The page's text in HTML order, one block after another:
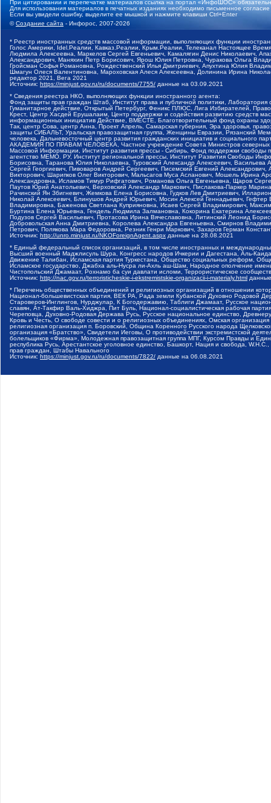
При цитировании и перепечатке материалов ссылка на портал «ИнфоШОС»
Для использования материалов в печатных изданиях необходимо письменное
Если вы увидели ошибку, выделите ее мышкой и нажмите клавиши Ctrl+Enter
©Создание сайта - Инфорос, 2007-2026
* Реестр иностранных средств массовой информации, выполняющих функции
Голос Америки, Idel.Реалии, Кавказ.Реалии, Крым.Реалии, Телеканал Настоящее
Людмила Алексеевна, Маркелов Сергей Евгеньевич, Камалягин Денис Николаевич,
Александрович, Маняхин Петр Борисович, Ярош Юлия Петровна, Чуракова Ольга
Гройсман Софья Романовна, Рождественский Илья Дмитриевич, Апухтина Юлия
Шмагун Олеся Валентиновна, Мароховская Алеся Алексеевна, Долинина Ирина
редактор 2021, Вега 2021
Источник: https://minjust.gov.ru/ru/documents/7755/ данные на 03.09.2021
* Сведения реестра НКО, выполняющих функции иностранного агента:
Фонд защиты прав граждан Штаб, Институт права и публичной политики,
Гуманитарное действие, Открытый Петербург, Феникс ПЛЮС, Лига Избирателей,
Крест, Центр Хасдей Ерушалаим, Центр поддержки и содействия развитию средств
информационных инициатив Действие, ВМЕСТЕ, Благотворительный фонд охраны
Так, центр Сова, центр Анна, Проект Апрель, Самарская губерния, Эра здоровья,
защиты СИБАЛЬТ, Уральская правозащитная группа, Женщины Евразии, Рязанский
человека, Дальневосточный центр развития гражданских инициатив и социального
АКАДЕМИЯ ПО ПРАВАМ ЧЕЛОВЕКА, Частное учреждение Совета Министров северных
Массовой Информации, Институт развития прессы - Сибирь, Фонд поддержки
агентство МЕМО. РУ, Институт региональной прессы, Институт Развития Свободы
Борисовна, Таранова Юлия Николаевна, Туровский Александр Алексеевич,
Сергей Георгиевич, Пивоваров Андрей Сергеевич, Писемский Евгений
Викторович, Шарипков Олег Викторович, Мальсагов Муса Асланович, Мошель Ирина
Александровна, Исламов Тимур Рифгатович, Романова Ольга Евгеньевна, Щаров
Паутов Юрий Анатольевич, Верховский Александр Маркович, Пислакова-Паркер
Рачинский Ян Збигневич, Жемкова Елена Борисовна, Гудков Лев Дмитриевич,
Николай Алексеевич, Блинушов Андрей Юрьевич, Мосин Алексей Геннадьевич,
Владимировна, Баженова Светлана Куприяновна, Исаев Сергей Владимирович,
Буртина Елена Юрьевна, Гендель Людмила Залмановна, Кокорина Екатерина
Подузов Сергей Васильевич, Протасова Ирина Вячеславовна, Литинский Леонид
Добровольская Анна Дмитриевна, Королева Александра Евгеньевна, Смирнов
Петрович, Полякова Мара Федоровна, Резник Генри Маркович, Захаров Герман
Источник: http://unro.minjust.ru/NKOForeignAgent.aspx данные на 28.08.2021
* Единый федеральный список организаций, в том числе иностранных и
Высший военный Маджлисуль Шура, Конгресс народов Ичкерии и Дагестана, Аль-
Движение Талибан, Исламская партия Туркестана, Общество социальных реформ,
Исламское государство, Джабха аль-Нусра ли-Ахль аш-Шам, Народное ополчение
Чистопольский Джамаат, Рохнамо ба суи давлати исломи, Террористическое
Источник: http://nac.gov.ru/terroristicheskie-i-ekstremistskie-organizacii-i-materialy.html
* Перечень общественных объединений и религиозных организаций в отношении
Национал-большевистская партия, ВЕК РА, Рада земли Кубанской Духовно Родовой
Староверов-Инглингов, Нурджулар, К Богодержавию, Таблиги Джамаат, Русское
славян, Ат-Такфир Валь-Хиджра, Пит Буль, Национал-социалистическая рабочая
Череповца, Духовно-Родовая Держава Русь, Русское национальное единство,
Кровь и Честь, О свободе совести и о религиозных объединениях, Омская
религиозная организация п. Боровский, Община Коренного Русского народа
организация «Братство», Свидетели Иеговы, О противодействии экстремистской
болельщиков «Фирма», Молодежная правозащитная группа МПГ, Курсом Правды и
республика Русь, Арестантское уголовное единство, Башкорт, Нация и свобода,
прав граждан, Штабы Навального
Источник: https://minjust.gov.ru/ru/documents/7822/ данные на 06.08.2021